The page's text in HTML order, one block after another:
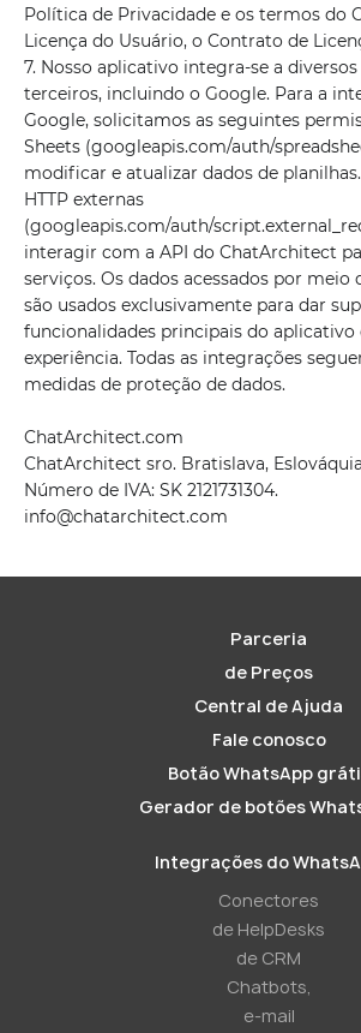
Política de Privacidade e os termos do
Licença do Usuário, o Contrato de
7. Nosso aplicativo integra-se a
terceiros, incluindo o Google. Para a
Google, solicitamos as seguintes
Sheets (googleapis.com/auth/
modificar e atualizar dados de
HTTP externas
(googleapis.com/auth/
interagir com a API do ChatArchitect
serviços. Os dados acessados ​​por meio
são usados ​​exclusivamente para dar
funcionalidades principais do aplicativo
experiência. Todas as integrações
medidas de proteção de dados.
ChatArchitect.com
ChatArchitect sro. Bratislava,
Número de IVA: SK 2121731304.
info@chatarchitect.com
Parceria
de Preços
Central de Ajuda
Fale conosco
Botão WhatsApp
Gerador de botões
Integrações do
Conectores
de HelpDesks
de CRM
Chatbots,
e-mail